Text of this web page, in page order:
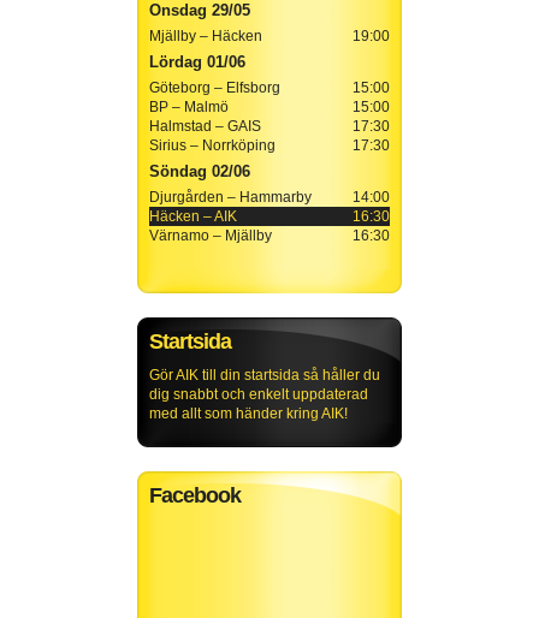
Onsdag 29/05
19:00
Mjällby – Häcken
Lördag 01/06
15:00
Göteborg – Elfsborg
15:00
BP – Malmö
17:30
Halmstad – GAIS
17:30
Sirius – Norrköping
Söndag 02/06
14:00
Djurgården – Hammarby
16:30
Häcken – AIK
16:30
Värnamo – Mjällby
Startsida
Gör AIK till din startsida så håller du
dig snabbt och enkelt uppdaterad
med allt som händer kring AIK!
Facebook